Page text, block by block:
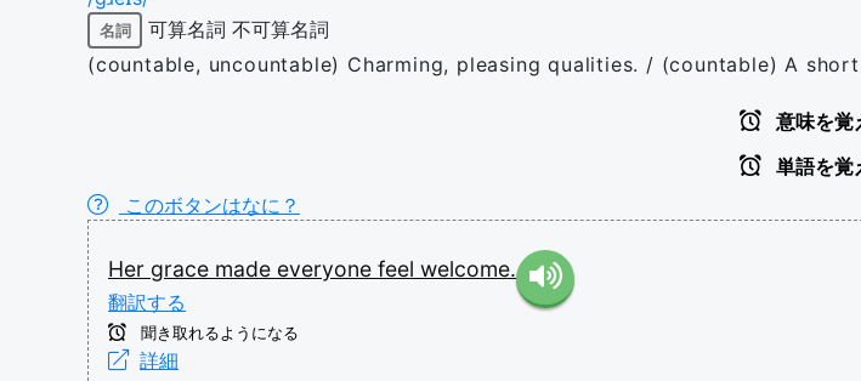
名詞 可算名詞 不可算名詞
(countable, uncountable) Charming, pleasing qualities. / (countable) A
意味を覚
単語を覚
このボタンはなに？
Her grace made everyone feel welcome.
翻訳する
聞き取れるようになる
詳細